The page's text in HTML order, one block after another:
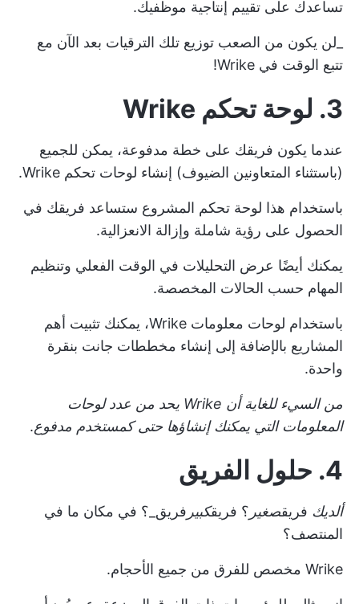
تساعدك على تقييم إنتاجية موظفيك.
_لن يكون من الصعب توزيع تلك الترقيات بعد الآن مع
تتبع الوقت في Wrike!
3. لوحة تحكم Wrike
عندما يكون فريقك على خطة مدفوعة، يمكن للجميع
(باستثناء المتعاونين الضيوف) إنشاء لوحات تحكم Wrike.
باستخدام هذا لوحة تحكم المشروع ستساعد فريقك في
الحصول على رؤية شاملة وإزالة الانعزالية.
يمكنك أيضًا عرض التحليلات في الوقت الفعلي وتنظيم
المهام حسب الحالات المخصصة.
باستخدام لوحات معلومات Wrike، يمكنك تثبيت أهم
المشاريع بالإضافة إلى إنشاء مخططات جانت بنقرة
واحدة.
من السيء للغاية أن Wrike يحد من عدد لوحات
المعلومات التي يمكنك إنشاؤها حتى كمستخدم مدفوع.
4. حلول الفريق
ألديك فريقصغير ؟ فريقكبير فريق_؟ في مكان ما في
المنتصف؟
Wrike مخصص للفرق من جميع الأحجام.